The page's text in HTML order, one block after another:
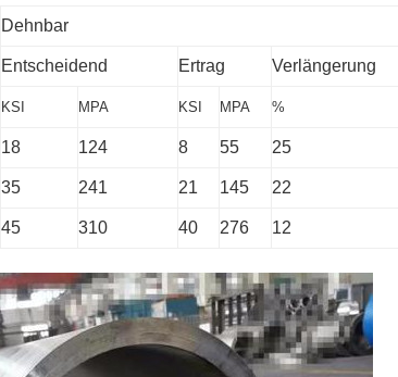
Dehnbar
Entscheidend Ertrag Verlängerung
KSI MPA KSI MPA %
18 124 8 55 25
35 241 21 145 22
45 310 40 276 12